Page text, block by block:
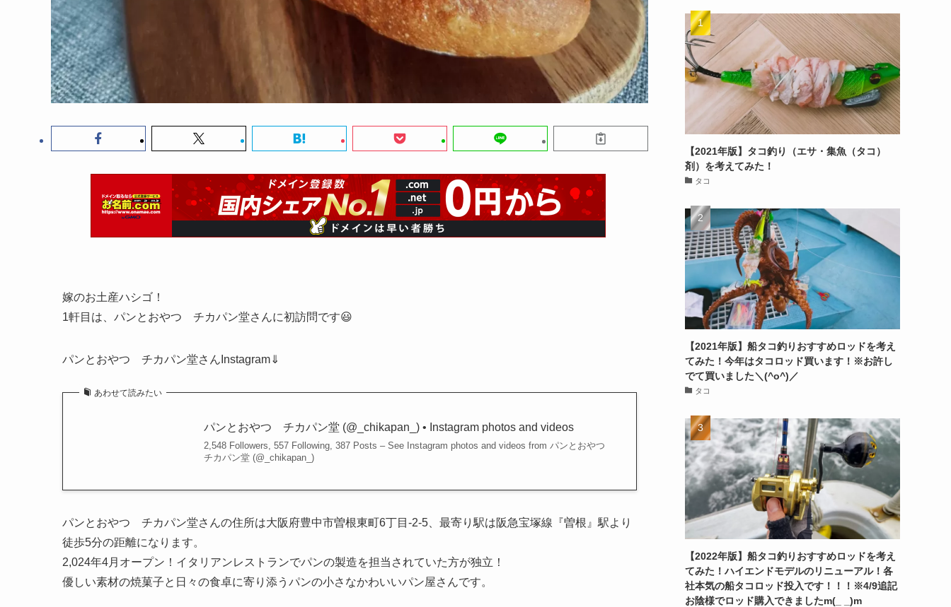
嫁のお土産ハシゴ！
1軒目は、パンとおやつ チカパン堂さんに初訪問です😃
パンとおやつ チカパン堂さんInstagram⇓
あわせて読みたい
パンとおやつ チカパン堂 (@_chikapan_) • Instagram photos and videos
2,548 Followers, 557 Following, 387 Posts – See Instagram photos and videos from パンとおやつ
チカパン堂 (@_chikapan_)
パンとおやつ チカパン堂さんの住所は大阪府豊中市曽根東町6丁目-2-5、最寄り駅は阪急宝塚線『曽根』駅より
徒歩5分の距離になります。
2,024年4月オープン！イタリアンレストランでパンの製造を担当されていた方が独立！
優しい素材の焼菓子と日々の食卓に寄り添うパンの小さなかわいいパン屋さんです。
【2021年版】タコ釣り（エサ・集魚（タコ）
剤）を考えてみた！
タコ
【2021年版】船タコ釣りおすすめロッドを考え
てみた！今年はタコロッド買います！※お許し
でて買いました＼(^o^)／
タコ
【2022年版】船タコ釣りおすすめロッドを考え
てみた！ハイエンドモデルのリニューアル！各
社本気の船タコロッド投入です！！！※4/9追記
お陰様でロッド購入できましたm(_ _)m